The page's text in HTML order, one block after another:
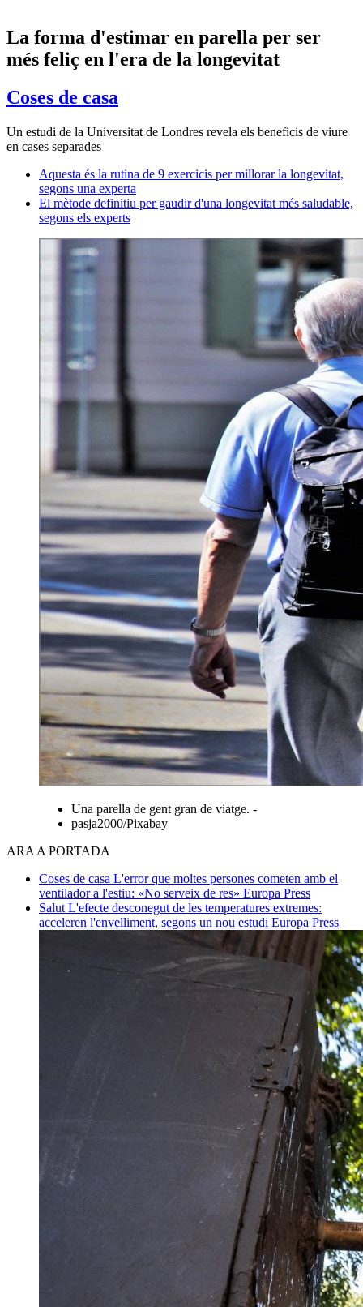
La forma d'estimar en parella per ser
més feliç en l'era de la longevitat
Coses de casa
Un estudi de la Universitat de Londres revela els beneficis de viure
en cases separades
Aquesta és la rutina de 9 exercicis per millorar la longevitat,
segons una experta
El mètode definitiu per gaudir d'una longevitat més saludable,
segons els experts
Una parella de gent gran de viatge. -
pasja2000/Pixabay
ARA A PORTADA
Coses de casa L'error que moltes persones cometen amb el
ventilador a l'estiu: «No serveix de res» Europa Press
Salut L'efecte desconegut de les temperatures extremes:
acceleren l'envelliment, segons un nou estudi Europa Press